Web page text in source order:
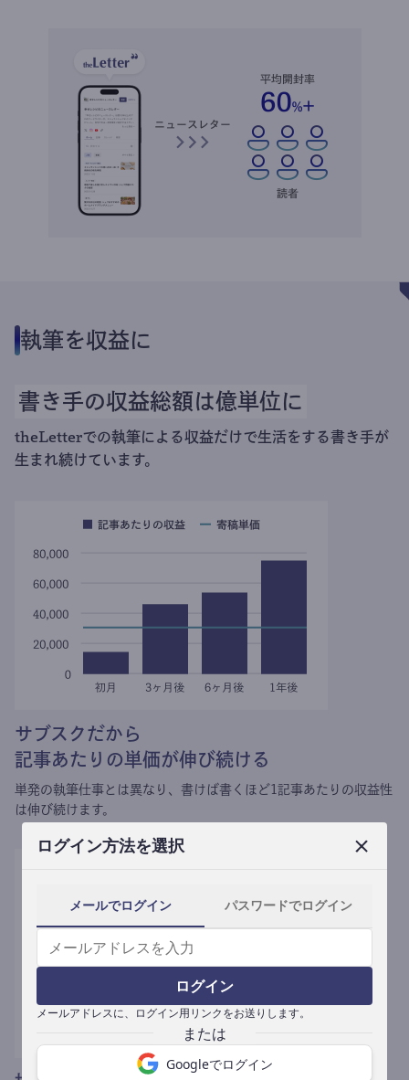
ログイン方法を選択
メールでログイン パスワードでログイン
ログイン
メールアドレスに、ログイン用リンクをお送りします。
Googleでログイン
執筆を収益に
書き手の収益総額は億単位に
theLetterでの執筆による収益だけで生活をする書き手が
生まれ続けています。
サブスクだから
記事あたりの単価が伸び続ける
単発の執筆仕事とは異なり、 書けば書くほど1記事あたりの収益性
は伸び続けます。